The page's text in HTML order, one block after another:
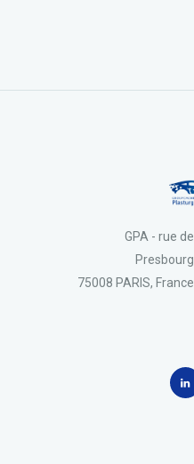
GPA - rue de
Presbourg
75008 PARIS, France